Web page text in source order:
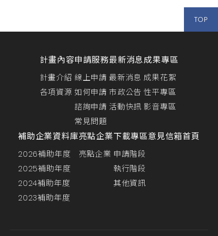
TOP
計畫內容
計畫介紹
各項資源
申請服務
線上申請
如何申請
諮詢申請
常見問題
最新消息
最新消息
市政公告
活動快訊
成果專區
成果花絮
性平專區
影音專區
補助企業資料庫
2026補助年度
2025補助年度
2024補助年度
2023補助年度
亮點企業
亮點企業
下載專區
申請階段
執行階段
其他資訊
意見信箱首頁